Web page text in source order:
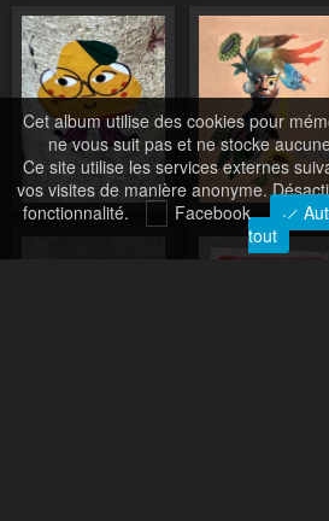
Cet album utilise des cookies pour
ne vous suit pas et ne stocke
Ce site utilise les services externes
vos visites de manière anonyme.
fonctionnalité.
Facebook
tout